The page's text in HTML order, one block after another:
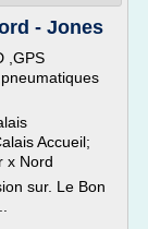
- Jones
,GPS
Accueil;
x Nord
sur. Le Bon